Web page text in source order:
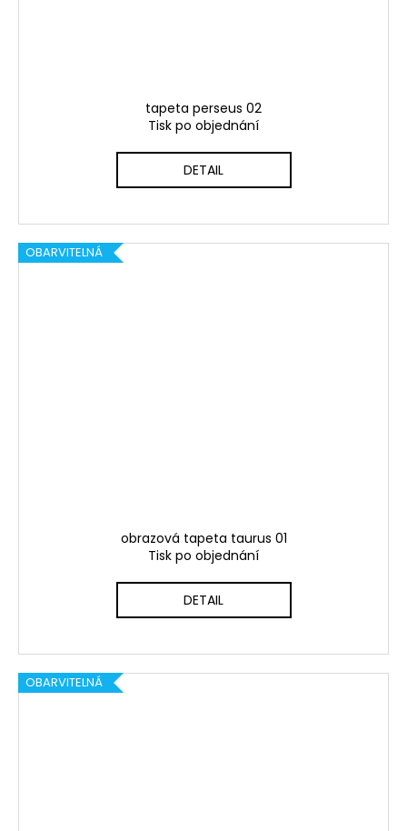
tapeta perseus 02
Tisk po objednání
DETAIL
OBARVITELNÁ
obrazová tapeta taurus 01
Tisk po objednání
DETAIL
OBARVITELNÁ